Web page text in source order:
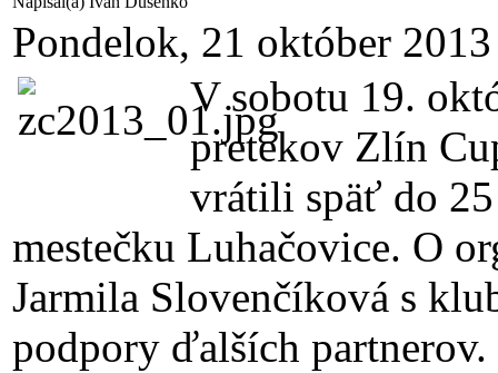
Pondelok, 21 október 2013
V sobotu 19.
pretekov Zlín
vrátili späť do
mestečku Luhačovice. O
Jarmila Slovenčíková s
podpory ďalších partnerov.